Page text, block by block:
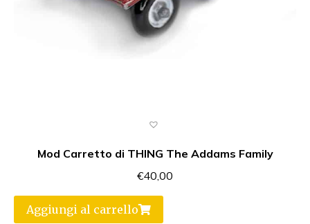
Mod Carretto di THING The Addams Family
€40,00
Aggiungi al carrello